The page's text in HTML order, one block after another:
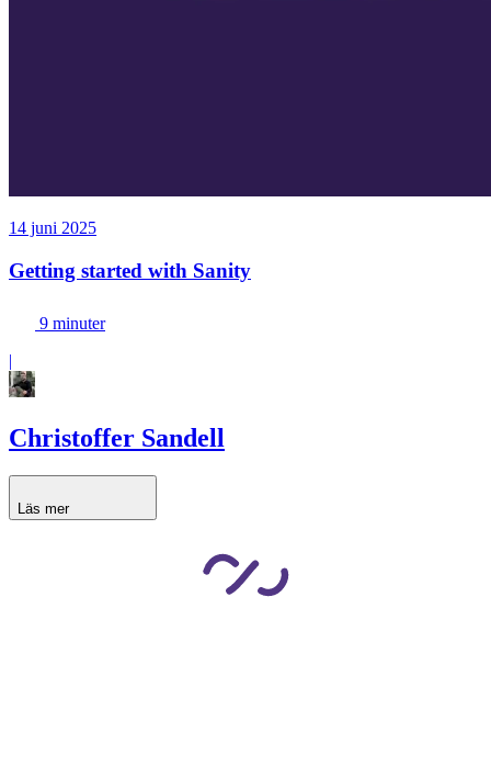
14 juni 2025
Getting started with Sanity
9 minuter
|
Christoffer Sandell
Läs mer